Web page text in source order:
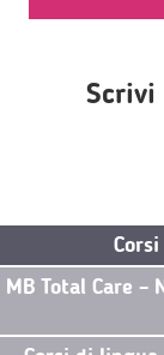
Scrivi
MB Total Care